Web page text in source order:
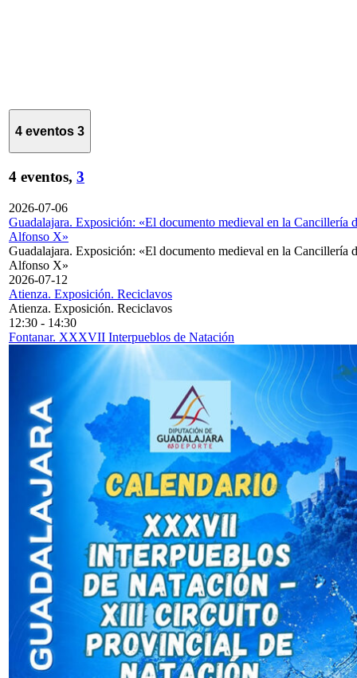
4 eventos 3
4 eventos, 3
2026-07-06
Guadalajara. Exposición: «El documento medieval en la Cancillería
Alfonso X»
Guadalajara. Exposición: «El documento medieval en la Cancillería
Alfonso X»
2026-07-12
Atienza. Exposición. Reciclavos
Atienza. Exposición. Reciclavos
12:30 - 14:30
Fontanar. XXXVII Interpueblos de Natación